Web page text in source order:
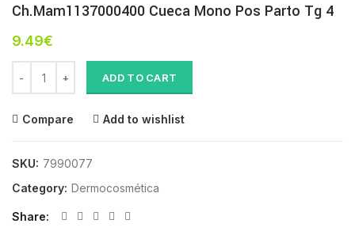
Ch.Mam1137000400 Cueca Mono Pos Parto Tg 4
9.49€
ADD TO CART
Compare Add to wishlist
SKU: 7990077
Category: Dermocosmética
Share